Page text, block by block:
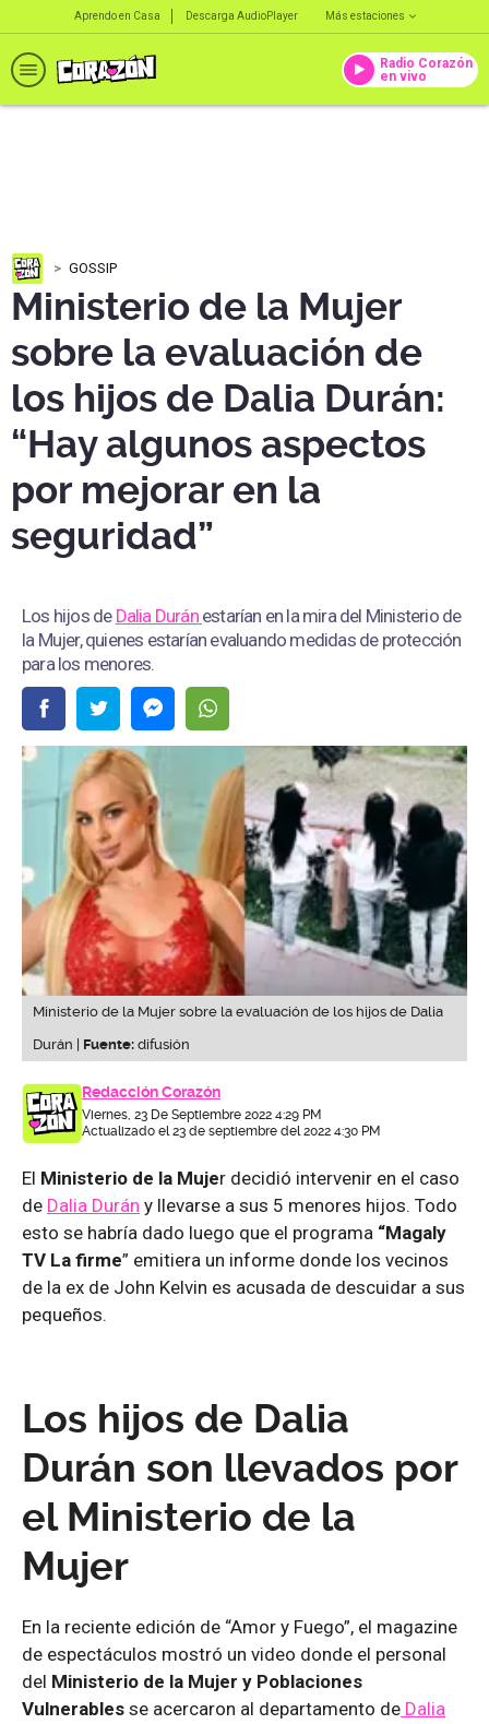
Aprendo en Casa Descarga AudioPlayer Más estaciones
Radio Corazón
en vivo
GOSSIP
Ministerio de la Mujer
sobre la evaluación de
los hijos de Dalia Durán:
“Hay algunos aspectos
por mejorar en la
seguridad”
Los hijos de Dalia Durán estarían en la mira del Ministerio de
la Mujer, quienes estarían evaluando medidas de protección
para los menores.
Ministerio de la Mujer sobre la evaluación de los hijos de Dalia
Durán | Fuente: difusión
Redacción Corazón
Viernes, 23 De Septiembre 2022 4:29 PM
Actualizado el 23 de septiembre del 2022 4:30 PM
El Ministerio de la Mujer decidió intervenir en el caso
de Dalia Durán y llevarse a sus 5 menores hijos. Todo
esto se habría dado luego que el programa “Magaly
TV La firme” emitiera un informe donde los vecinos
de la ex de John Kelvin es acusada de descuidar a sus
pequeños.
Los hijos de Dalia
Durán son llevados por
el Ministerio de la
Mujer
En la reciente edición de “Amor y Fuego”, el magazine
de espectáculos mostró un video donde el personal
del Ministerio de la Mujer y Poblaciones
Vulnerables se acercaron al departamento de Dalia